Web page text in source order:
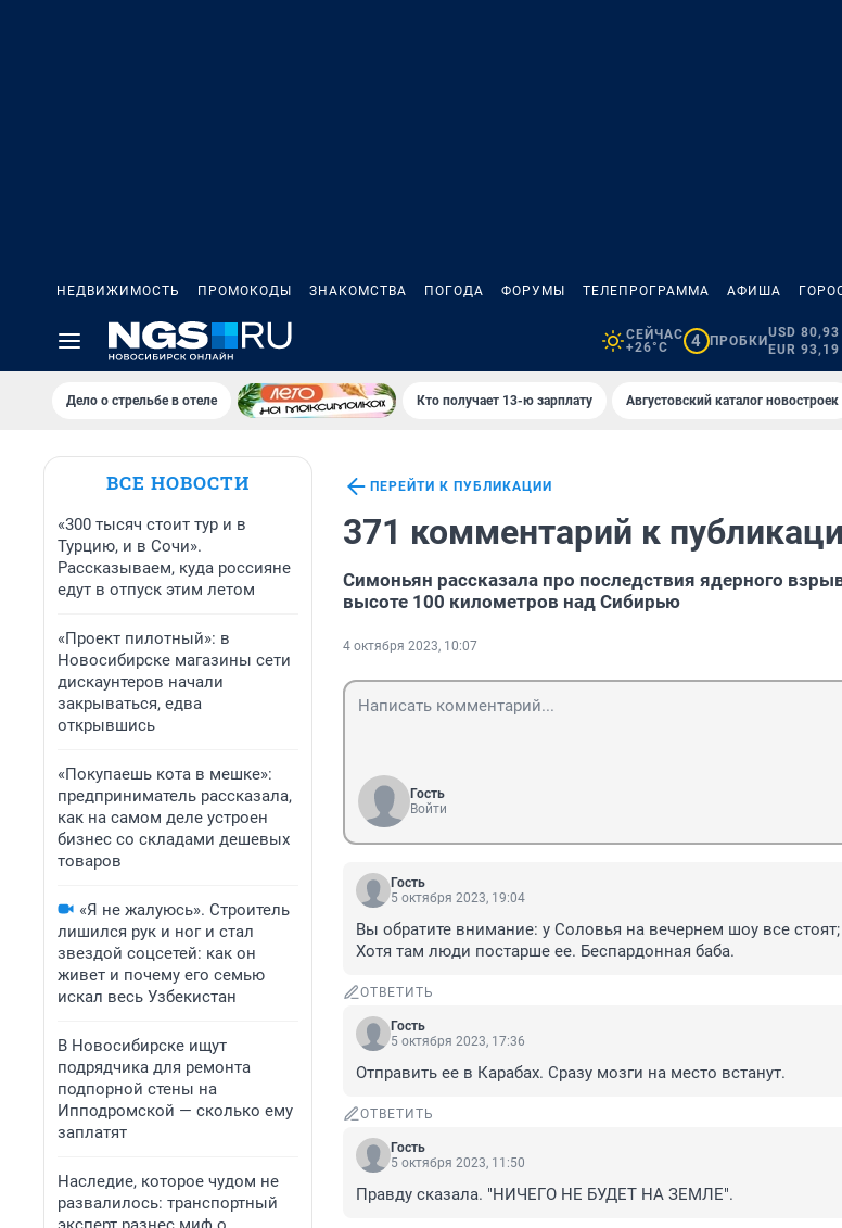
НЕДВИЖИМОСТЬ ПРОМОКОДЫ ЗНАКОМСТВА ПОГОДА ФОРУМЫ ТЕЛЕПРОГРАММА АФИША
СЕЙЧАС
+26°C
4 ПРОБКИ
USD 80,93
EUR 93,19
Дело о стрельбе в отеле Кто получает 13-ю зарплату Августовский каталог новостроек
ВСЕ НОВОСТИ
«300 тысяч стоит тур и в
Турцию, и в Сочи».
Рассказываем, куда россияне
едут в отпуск этим летом
«Проект пилотный»: в
Новосибирске магазины сети
дискаунтеров начали
закрываться, едва
открывшись
«Покупаешь кота в мешке»:
предприниматель рассказала,
как на самом деле устроен
бизнес со складами дешевых
товаров
«Я не жалуюсь». Строитель
лишился рук и ног и стал
звездой соцсетей: как он
живет и почему его семью
искал весь Узбекистан
В Новосибирске ищут
подрядчика для ремонта
подпорной стены на
Ипподромской — сколько ему
заплатят
Наследие, которое чудом не
развалилось: транспортный
ПЕРЕЙТИ К ПУБЛИКАЦИИ
371 комментарий к
Симоньян рассказала про последствия ядерного
высоте 100 километров над Сибирью
4 октября 2023, 10:07
Гость
Войти
Гость
5 октября 2023, 19:04
Вы обратите внимание: у Соловья на вечернем шоу все
Хотя там люди постарше ее. Беспардонная баба.
ОТВЕТИТЬ
Гость
5 октября 2023, 17:36
Отправить ее в Карабах. Сразу мозги на место встанут.
ОТВЕТИТЬ
Гость
5 октября 2023, 11:50
Правду сказала. "НИЧЕГО НЕ БУДЕТ НА ЗЕМЛЕ".